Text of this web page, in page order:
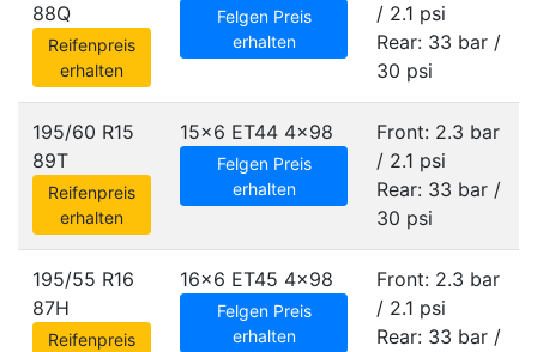
88Q
Reifenpreis
erhalten
Felgen Preis
erhalten
/ 2.1 psi
Rear: 33 bar /
30 psi
195/60 R15
89T
Reifenpreis
erhalten
15x6 ET44 4x98
Felgen Preis
erhalten
Front: 2.3 bar
/ 2.1 psi
Rear: 33 bar /
30 psi
195/55 R16
87H
Reifenpreis
16x6 ET45 4x98
Felgen Preis
erhalten
Front: 2.3 bar
/ 2.1 psi
Rear: 33 bar /